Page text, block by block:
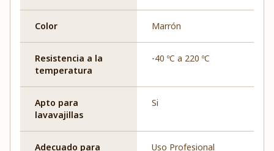
Color Marrón
Resistencia a la
temperatura
-40 ºC a 220 ºC
Apto para
lavavajillas
Si
Adecuado para
Uso Profesional